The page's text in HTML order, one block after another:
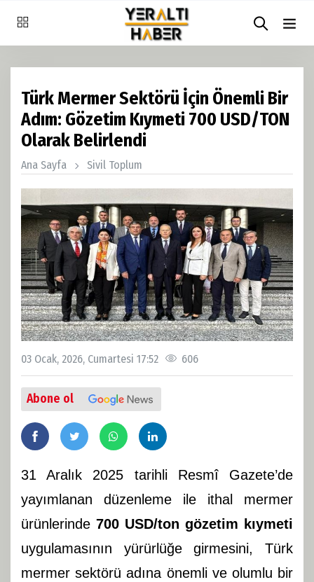
Türk Mermer Sektörü İçin Önemli Bir
Adım: Gözetim Kıymeti 700 USD/TON
Olarak Belirlendi
Ana Sayfa Sivil Toplum
03 Ocak, 2026, Cumartesi 17:52 606
Abone ol
31 Aralık 2025 tarihli Resmî Gazete’de
yayımlanan düzenleme ile ithal mermer
ürünlerinde 700 USD/ton gözetim kıymeti
uygulamasının yürürlüğe girmesini, Türk
mermer sektörü adına önemli ve olumlu bir